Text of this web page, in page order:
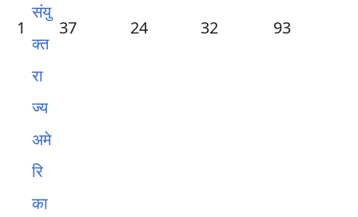
1
संयु
क्त
रा
ज्य
अमे
रि
का
37 24 32 93